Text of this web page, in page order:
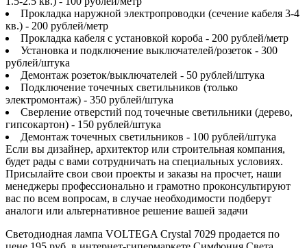
Прокладка наружной электропроводки (сечение кабеля 3-4
кв.) - 200 рублей/метр
Прокладка кабеля с установкой короба - 200 рублей/метр
Установка и подключение выключателей/розеток - 300
рублей/штука
Демонтаж розеток/выключателей - 50 рублей/штука
Подключение точечных светильников (только
электромонтаж) - 350 рублей/штука
Сверление отверстий под точечные светильники (дерево,
гипсокартон) - 150 рублей/штука
Демонтаж точечных светильников - 100 рублей/штука
Если вы дизайнер, архитектор или строительная компания,
будет рады с вами сотрудничать на специальных условиях.
Присылайте свои свои проекты и заказы на просчет, наши
менеджеры профессионально и грамотно проконсультируют
вас по всем вопросам, в случае необходимости подберут
аналоги или альтернативное решение вашей задачи
Светодиодная лампа VOLTEGA Crystal 7029 продается по